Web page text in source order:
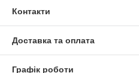
Контакти
Доставка та оплата
Графік роботи